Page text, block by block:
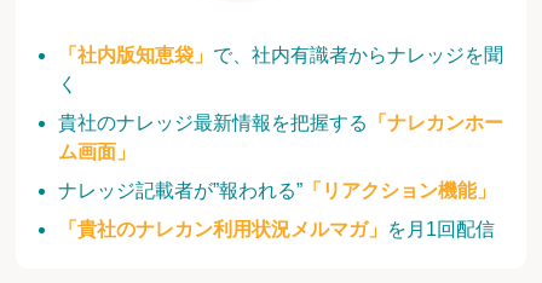
「社内版知恵袋」 で、社内有識者からナレッジを聞
く
貴社のナレッジ最新情報を把握する
「ナレカンホー
ム画面」
ナレッジ記載者が”報われる” 「リアクション機能」
「貴社のナレカン利用状況メルマガ」 を月1回配信